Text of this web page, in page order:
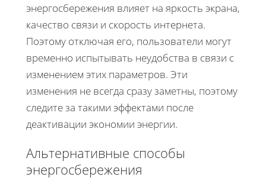
энергосбережения влияет на яркость экрана,
качество связи и скорость интернета.
Поэтому отключая его, пользователи могут
временно испытывать неудобства в связи с
изменением этих параметров. Эти
изменения не всегда сразу заметны, поэтому
следите за такими эффектами после
деактивации экономии энергии.
Альтернативные способы
энергосбережения